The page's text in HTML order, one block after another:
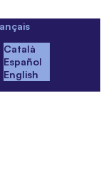
Català
Español
English